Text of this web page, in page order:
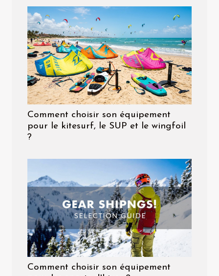
Comment choisir son équipement
pour le kitesurf, le SUP et le wingfoil
?
Comment choisir son équipement